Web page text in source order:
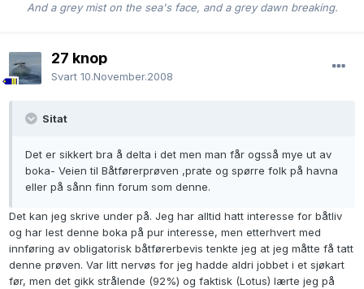
And a grey mist on the sea's face, and a grey dawn breaking.
27 knop
Svart 10.November.2008
Sitat
Det er sikkert bra å delta i det men man får ogsså mye ut av
boka- Veien til Båtførerprøven ,prate og spørre folk på havna
eller på sånn finn forum som denne.
Det kan jeg skrive under på. Jeg har alltid hatt interesse for båtliv
og har lest denne boka på pur interesse, men etterhvert med
innføring av obligatorisk båtførerbevis tenkte jeg at jeg måtte få tatt
denne prøven. Var litt nervøs for jeg hadde aldri jobbet i et sjøkart
før, men det gikk strålende (92%) og faktisk (Lotus) lærte jeg på